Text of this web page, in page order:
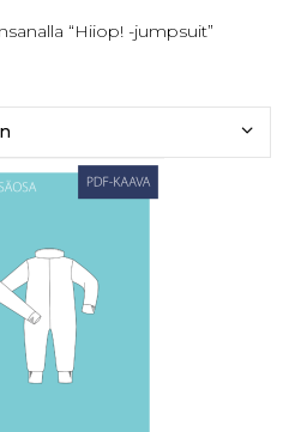
“Hiiop! -jumpsuit”